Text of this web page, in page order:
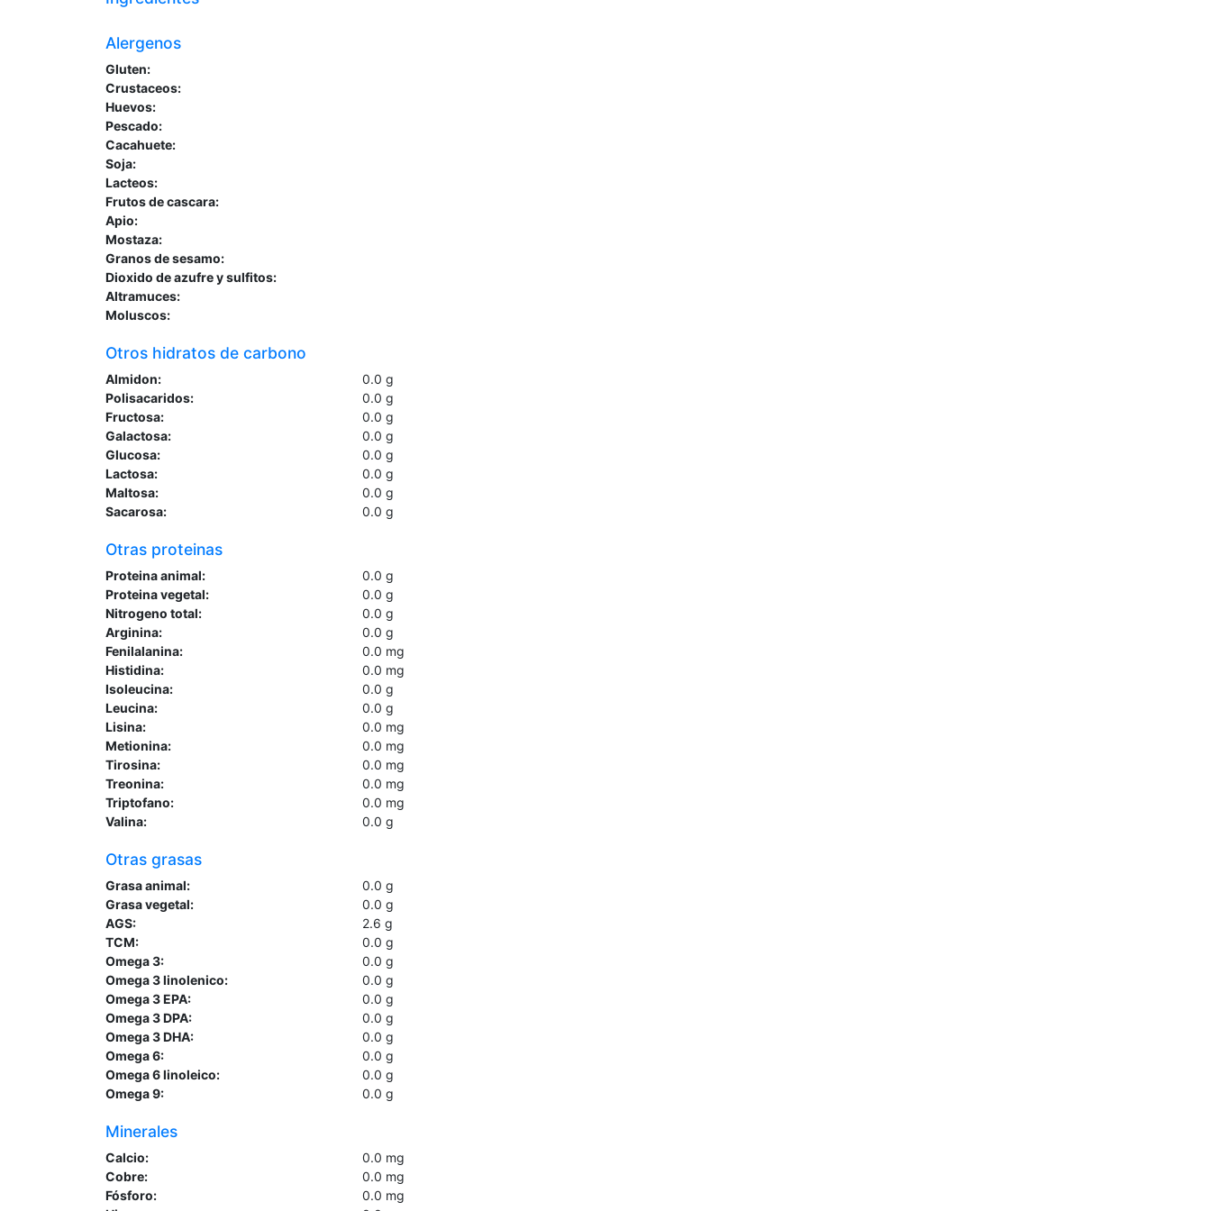
Alergenos
Gluten:
Crustaceos:
Huevos:
Pescado:
Cacahuete:
Soja:
Lacteos:
Frutos de cascara:
Apio:
Mostaza:
Granos de sesamo:
Dioxido de azufre y sulfitos:
Altramuces:
Moluscos:
Otros hidratos de carbono
Almidon: 0.0 g
Polisacaridos:
0.0 g
Fructosa:
0.0 g
Galactosa:
0.0 g
Glucosa:
0.0 g
Lactosa:
0.0 g
Maltosa:
0.0 g
Sacarosa:
0.0 g
Otras proteinas
Proteina animal: 0.0 g
Proteina vegetal:
0.0 g
Nitrogeno total:
0.0 g
Arginina:
0.0 g
Fenilalanina:
0.0 mg
Histidina:
0.0 mg
Isoleucina:
0.0 g
Leucina:
0.0 g
Lisina:
0.0 mg
Metionina:
0.0 mg
Tirosina:
0.0 mg
Treonina:
0.0 mg
Triptofano:
0.0 mg
Valina:
0.0 g
Otras grasas
Grasa animal: 0.0 g
Grasa vegetal:
0.0 g
AGS:
2.6 g
TCM:
0.0 g
Omega 3:
0.0 g
Omega 3 linolenico:
0.0 g
Omega 3 EPA:
0.0 g
Omega 3 DPA:
0.0 g
Omega 3 DHA:
0.0 g
Omega 6:
0.0 g
Omega 6 linoleico:
0.0 g
Omega 9:
0.0 g
Minerales
Calcio: 0.0 mg
Cobre:
0.0 mg
Fósforo:
0.0 mg